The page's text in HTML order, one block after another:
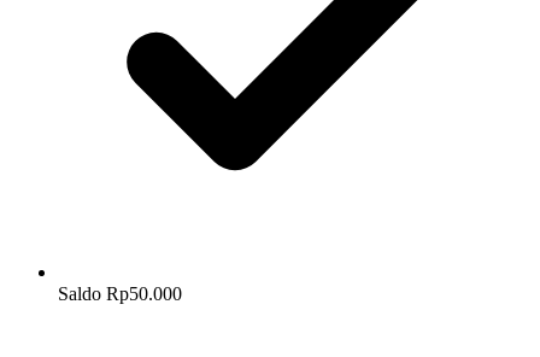
Saldo Rp50.000